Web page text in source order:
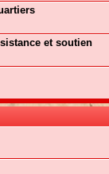
et soutien